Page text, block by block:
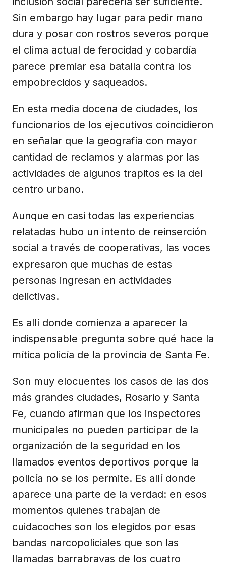
Sin embargo hay lugar para pedir mano
dura y posar con rostros severos porque
el clima actual de ferocidad y cobardía
parece premiar esa batalla contra los
empobrecidos y saqueados.
En esta media docena de ciudades, los
funcionarios de los ejecutivos coincidieron
en señalar que la geografía con mayor
cantidad de reclamos y alarmas por las
actividades de algunos trapitos es la del
centro urbano.
Aunque en casi todas las experiencias
relatadas hubo un intento de reinserción
social a través de cooperativas, las voces
expresaron que muchas de estas
personas ingresan en actividades
delictivas.
Es allí donde comienza a aparecer la
indispensable pregunta sobre qué hace la
mítica policía de la provincia de Santa Fe.
Son muy elocuentes los casos de las dos
más grandes ciudades, Rosario y Santa
Fe, cuando afirman que los inspectores
municipales no pueden participar de la
organización de la seguridad en los
llamados eventos deportivos porque la
policía no se los permite. Es allí donde
aparece una parte de la verdad: en esos
momentos quienes trabajan de
cuidacoches son los elegidos por esas
bandas narcopoliciales que son las
llamadas barrabravas de los cuatro